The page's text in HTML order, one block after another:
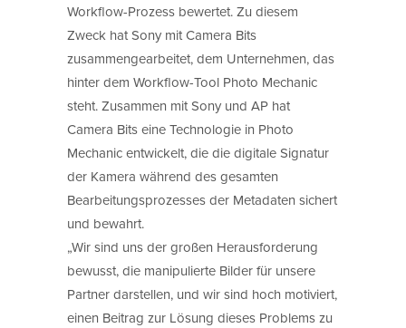
Workflow-Prozess bewertet. Zu diesem
Zweck hat Sony mit Camera Bits
zusammengearbeitet, dem Unternehmen, das
hinter dem Workflow-Tool Photo Mechanic
steht. Zusammen mit Sony und AP hat
Camera Bits eine Technologie in Photo
Mechanic entwickelt, die die digitale Signatur
der Kamera während des gesamten
Bearbeitungsprozesses der Metadaten sichert
und bewahrt.
„Wir sind uns der großen Herausforderung
bewusst, die manipulierte Bilder für unsere
Partner darstellen, und wir sind hoch motiviert,
einen Beitrag zur Lösung dieses Problems zu